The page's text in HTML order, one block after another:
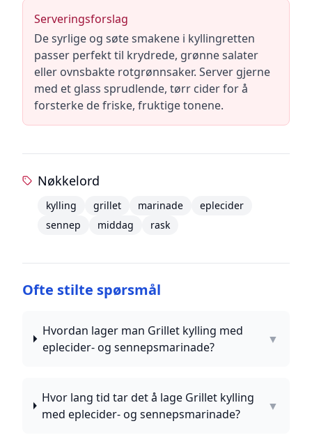
Serveringsforslag
De syrlige og søte smakene i kyllingretten
passer perfekt til krydrede, grønne salater
eller ovnsbakte rotgrønnsaker. Server gjerne
med et glass sprudlende, tørr cider for å
forsterke de friske, fruktige tonene.
Nøkkelord
kylling grillet marinade
eplecider
sennep
middag rask
Ofte stilte spørsmål
Hvordan lager man Grillet kylling med
eplecider- og sennepsmarinade?
▼
Hvor lang tid tar det å lage Grillet kylling
med eplecider- og sennepsmarinade?
▼